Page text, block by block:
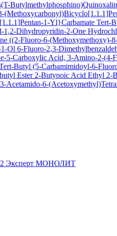
1-Yl}Carbamate Tert-
1,2-Dihydropyridin-2-One
((2-Fluoro-6-(Methoxymethoxy)-
Ol 6-Fluoro-2,3-
5-Carboxylic Acid, 3-Amino-2-
Butyl (5-Carbamimidoyl-6-
Ester 2-Butynoic Acid Ethyl 2-
Acetamido-6-
Эксперт МОНОЛИТ